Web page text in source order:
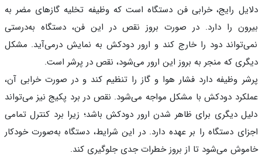
رایج، خرابی فن دستگاه است که وظیفه تخلیه گازهای مضر به
را دارد. در صورت بروز نقص در این فن، دستگاه به‌درستی
دود را خارج کند و ارور دودکش به نمایش درمی‌آید. مشکل
که منجر به بروز این ارور می‌شود، نقص در پرشر است.
وظیفه دارد فشار هوا و گاز را تنظیم کند و در صورت خرابی آن،
دودکش با مشکل مواجه می‌شود. نقص در برد پکیج نیز می‌تواند
دیگری برای ظاهر شدن ارور دودکش باشد؛ زیرا برد کنترل تمامی
دستگاه را بر عهده دارد. در این شرایط، دستگاه به‌صورت خودکار
می‌شود تا از بروز خطرات جدی جلوگیری کند.